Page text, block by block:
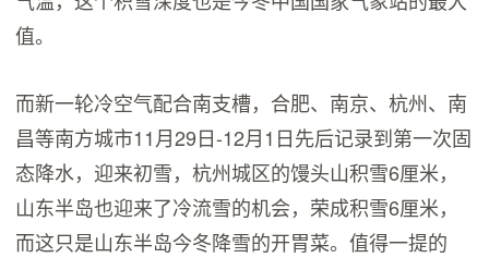
值。
而新一轮冷空气配合南支槽，合肥、南京、杭州、南
昌等南方城市11月29日-12月1日先后记录到第一次固
态降水，迎来初雪，杭州城区的馒头山积雪6厘米，
山东半岛也迎来了冷流雪的机会，荣成积雪6厘米，
而这只是山东半岛今冬降雪的开胃菜。值得一提的